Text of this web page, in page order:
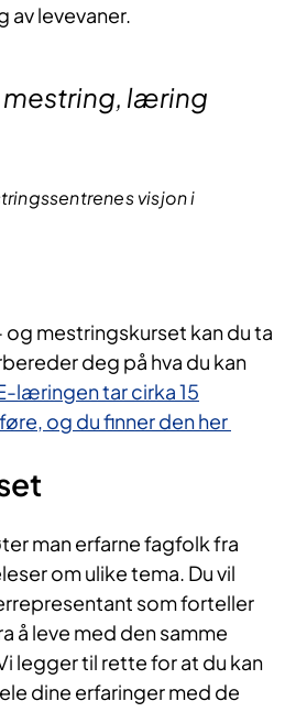
av levevaner.​​
mestring, læring
visjon i
mestringskurset kan du ta
deg på hva du kan
læringen tar cirka 15
og du finner den her​
man erfarne fagfolk fra
om ulike tema. Du vil
som forteller
å leve med den samme
legger til rette for at du kan
dine erfaringer med de